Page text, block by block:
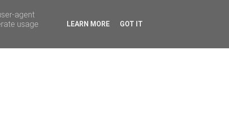
agent
usage
LEARN MORE GOT IT